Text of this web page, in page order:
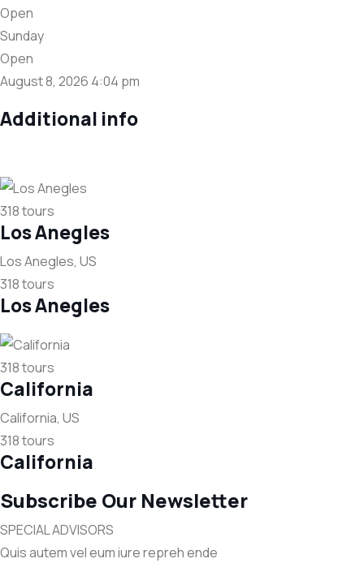
Open
Sunday
Open
August 8, 2026 4:04 pm
Additional info
318 tours
Los Anegles
Los Anegles, US
318 tours
Los Anegles
318 tours
California
California, US
318 tours
California
Subscribe Our Newsletter
SPECIAL ADVISORS
Quis autem vel eum iure repreh ende